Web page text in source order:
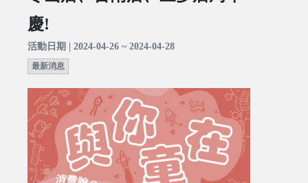
慶!
活動日期 | 2024-04-26 ~ 2024-04-28
最新消息